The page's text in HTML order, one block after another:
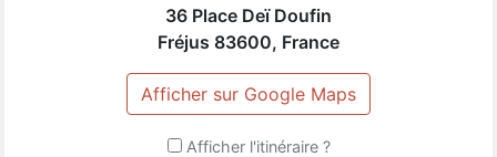
36 Place Deï Doufin
Fréjus 83600, France
Afficher sur Google Maps
Afficher l'itinéraire ?